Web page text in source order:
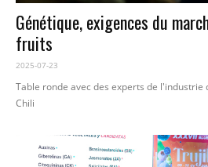
Génétique, exigences du
fruits
2025-07-23
Table ronde avec des experts de l'industrie
Chili